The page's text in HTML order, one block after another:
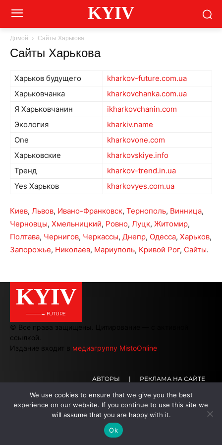
KYIV
Домой Сайты Харькова
Сайты Харькова
Харьков будущего
kharkov-future.com.ua
Харьковчанка
kharkovchanka.com.ua
Я Харьковчанин
ikharkovchanin.com
Экология
kharkiv.name
One
kharkovone.com
Харьковские
kharkovskiye.info
Тренд
kharkov-trend.in.ua
Yes Харьков
kharkovyes.com.ua
Киев, Львов, Ивано-Франковск, Тернополь, Винница,
Черновцы, Хмельницкий, Ровно, Луцк, Житомир,
Полтава, Чернигов, Черкассы, Днепр, Одесса, Харьков,
Запорожье, Николаев, Мариуполь, Кривой Рог, Сайты.
KYIV
———→ FUTURE
© Все права защищены. Цитирование — с активной
ссылкой.
Издание входит в медиагруппу MistoOnline
АВТОРЫ | РЕКЛАМА НА САЙТЕ
We use cookies to ensure that we give you the best
experience on our website. If you continue to use this site we
will assume that you are happy with it.
Ok